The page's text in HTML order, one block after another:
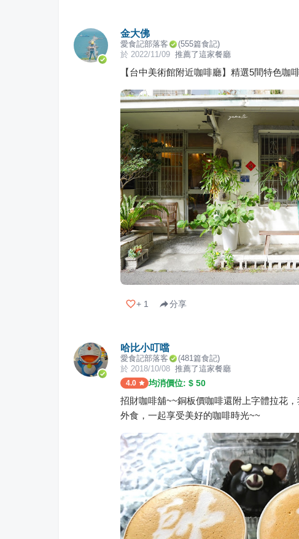
金大佛
愛食記部落客 (555篇食記)
於 2022/11/09 推薦了這家餐廳
【台中美術館附近咖啡廳】精選5間特色咖
+ 1 分享
哈比小叮噹
愛食記部落客 (481篇食記)
於 2018/10/08 推薦了這家餐廳
4.0 均消價位: $ 50
招財咖啡舖~~銅板價咖啡還附上字體拉花
外食，一起享受美好的咖啡時光~~